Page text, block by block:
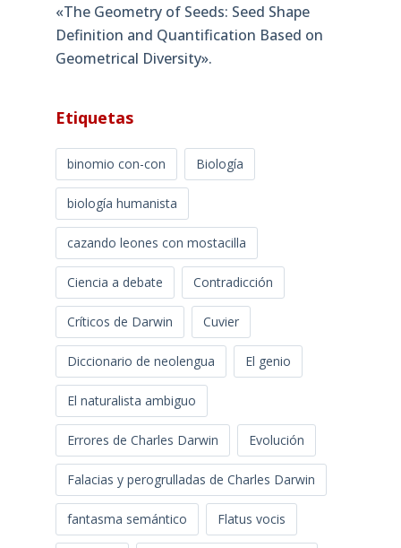
«The Geometry of Seeds: Seed Shape
Definition and Quantification Based on
Geometrical Diversity»​.
Etiquetas
binomio con-con Biología
biología humanista
cazando leones con mostacilla
Ciencia a debate Contradicción
Críticos de Darwin Cuvier
Diccionario de neolengua El genio
El naturalista ambiguo
Errores de Charles Darwin Evolución
Falacias y perogrulladas de Charles Darwin
fantasma semántico Flatus vocis